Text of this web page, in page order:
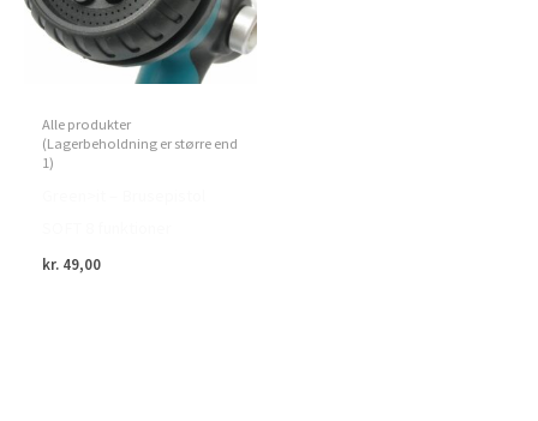
Alle produkter
(Lagerbeholdning er større end
1)
kr. 49,00